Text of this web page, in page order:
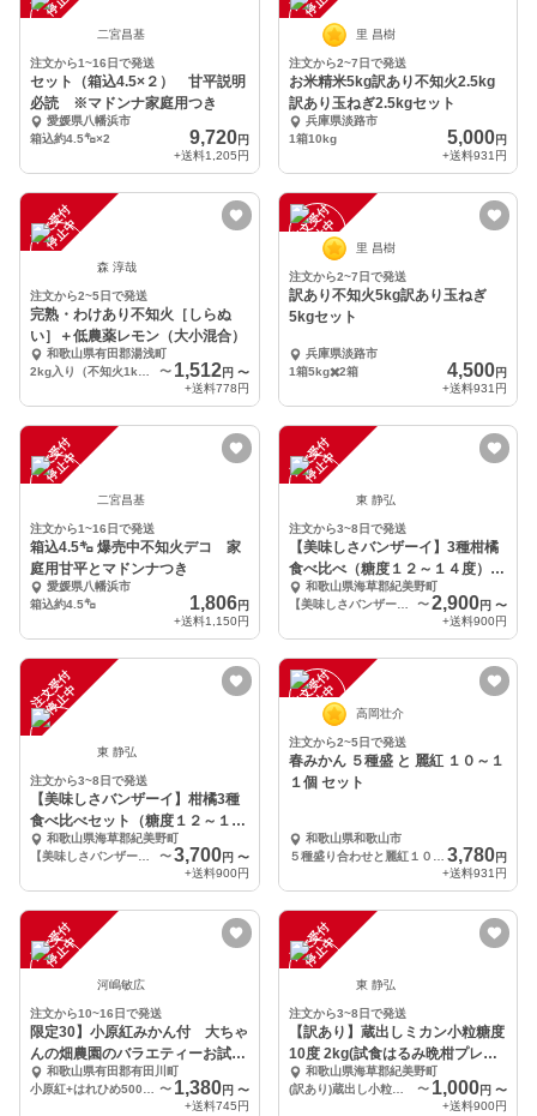
二宮昌基
注文から1~16日で発送
セット（箱込4.5×２） 甘平説明
必読 ※マドンナ家庭用つき
愛媛県八幡浜市
箱込約4.5㌔×2
9,720円
+送料1,205円
里 昌樹
注文から2~7日で発送
お米精米5kg訳あり不知火2.5kg
訳あり玉ねぎ2.5kgセット
兵庫県淡路市
1箱10kg
5,000円
+送料931円
注
文
受
付
停
止
中
森 淳哉
注文から2~5日で発送
完熟・わけあり不知火［しらぬ
い］＋低農薬レモン（大小混合）
和歌山県有田郡湯浅町
〜 1,512円 〜
+送料778円
注
文
受
付
停
止
中 里 昌樹
注文から2~7日で発送
訳あり不知火5kg訳あり玉ねぎ
5kgセット
兵庫県淡路市
1箱5kg✖️2箱
4,500円
+送料931円
注
文
受
付
停
止
中
二宮昌基
注文から1~16日で発送
箱込4.5㌔ 爆売中不知火デコ 家
庭用甘平とマドンナつき
愛媛県八幡浜市
箱込約4.5㌔
1,806円
+送料1,150円
注
文
受
付
停
止
中
東 静弘
注文から3~8日で発送
【美味しさバンザーイ】3種柑橘
食べ比べ（糖度１２～１４度）セ
ット3Ｋｇ
和歌山県海草郡紀美野町
【美味しさバンザーイ】柑橘3種S/M/L混合3kg（北海道/沖縄は除く）
〜2,900円 〜
+送料900円
注
文
受
付
停
止
中
東 静弘
注文から3~8日で発送
【美味しさバンザーイ】柑橘3種
食べ比べセット（糖度１２～１５
度）4Ｋｇ
和歌山県海草郡紀美野町
〜 3,700円 〜
+送料900円
注
文
受
付
停
止
中 高岡壮介
注文から2~5日で発送
春みかん ５種盛 と 麗紅 １０～１
１個 セット
和歌山県和歌山市
3,780円
+送料931円
注
文
受
付
停
止
中
河嶋敏広
注文から10~16日で発送
限定30】小原紅みかん付 大ちゃ
んの畑農園のバラエティーお試し
セット
和歌山県有田郡有田川町
〜 1,380円 〜
+送料745円
注
文
受
付
停
止
中
東 静弘
注文から3~8日で発送
【訳あり】蔵出しミカン小粒糖度
10度 2kg(試食はるみ晩柑プレゼ
ント中）
和歌山県海草郡紀美野町
(訳あり)蔵出し小粒ミカン糖度10度2kg（北海道・沖縄は別途）
〜 1,000円 〜
+送料900円